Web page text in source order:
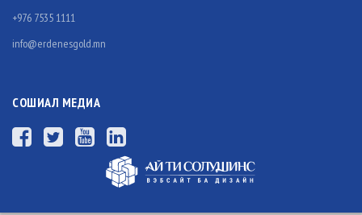
+976 7535 1111
info@erdenesgold.mn
СОШИАЛ МЕДИА